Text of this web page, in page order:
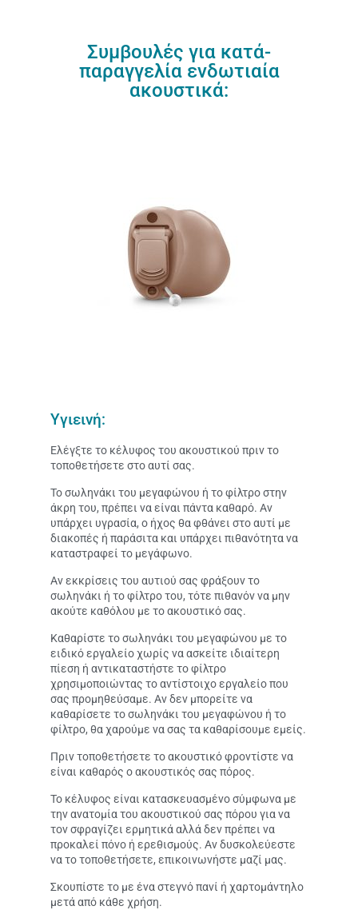
Συμβουλές για κατά-
παραγγελία ενδωτιαία
ακουστικά:
Υγιεινή:
Ελέγξτε το κέλυφος του ακουστικού πριν το
τοποθετήσετε στο αυτί σας.
Το σωληνάκι του μεγαφώνου ή το φίλτρο στην
άκρη του, πρέπει να είναι πάντα καθαρό. Αν
υπάρχει υγρασία, ο ήχος θα φθάνει στο αυτί με
διακοπές ή παράσιτα και υπάρχει πιθανότητα να
καταστραφεί το μεγάφωνο.
Αν εκκρίσεις του αυτιού σας φράξουν το
σωληνάκι ή το φίλτρο του, τότε πιθανόν να μην
ακούτε καθόλου με το ακουστικό σας.
Καθαρίστε το σωληνάκι του μεγαφώνου με το
ειδικό εργαλείο χωρίς να ασκείτε ιδιαίτερη
πίεση ή αντικαταστήστε το φίλτρο
χρησιμοποιώντας το αντίστοιχο εργαλείο που
σας προμηθεύσαμε. Αν δεν μπορείτε να
καθαρίσετε το σωληνάκι του μεγαφώνου ή το
φίλτρο, θα χαρούμε να σας τα καθαρίσουμε εμείς.
Πριν τοποθετήσετε το ακουστικό φροντίστε να
είναι καθαρός ο ακουστικός σας πόρος.
Το κέλυφος είναι κατασκευασμένο σύμφωνα με
την ανατομία του ακουστικού σας πόρου για να
τον σφραγίζει ερμητικά αλλά δεν πρέπει να
προκαλεί πόνο ή ερεθισμούς. Αν δυσκολεύεστε
να το τοποθετήσετε, επικοινωνήστε μαζί μας.
Σκουπίστε το με ένα στεγνό πανί ή χαρτομάντηλο
μετά από κάθε χρήση.